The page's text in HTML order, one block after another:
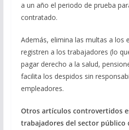
a un año el periodo de prueba
contratado.
Además, elimina las multas a los
registren a los trabajadores (lo
pagar derecho a la salud,
facilita los despidos sin
empleadores.
Otros artículos controvertidos
trabajadores del sector público